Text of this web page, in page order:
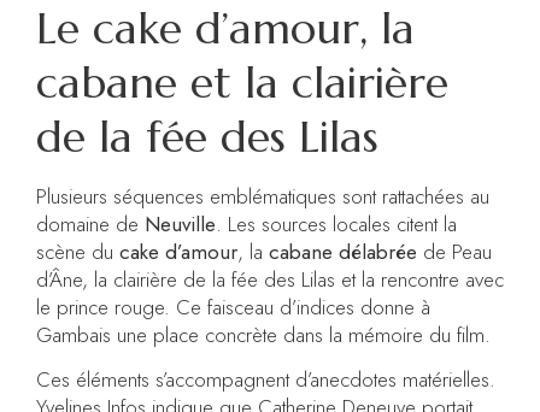
Le cake d’amour, la
cabane et la clairière
de la fée des Lilas
Plusieurs séquences emblématiques sont rattachées au
domaine de Neuville. Les sources locales citent la
scène du cake d’amour, la cabane délabrée de Peau
d’Âne, la clairière de la fée des Lilas et la rencontre avec
le prince rouge. Ce faisceau d’indices donne à
Gambais une place concrète dans la mémoire du film.
Ces éléments s’accompagnent d’anecdotes matérielles.